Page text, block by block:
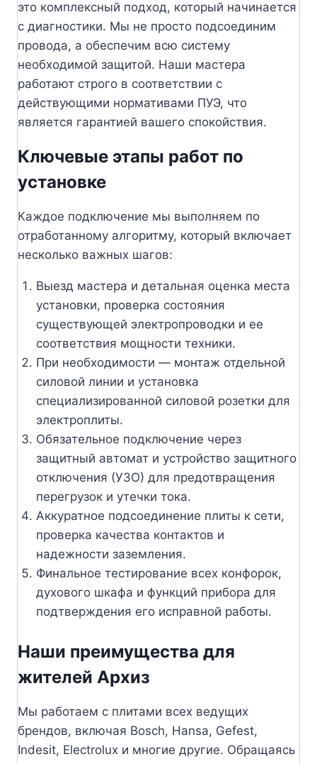
это комплексный подход, который начинается
с диагностики. Мы не просто подсоединим
провода, а обеспечим всю систему
необходимой защитой. Наши мастера
работают строго в соответствии с
действующими нормативами ПУЭ, что
является гарантией вашего спокойствия.
Ключевые этапы работ по
установке
Каждое подключение мы выполняем по
отработанному алгоритму, который включает
несколько важных шагов:
Выезд мастера и детальная оценка места
установки, проверка состояния
существующей электропроводки и ее
соответствия мощности техники.
При необходимости — монтаж отдельной
силовой линии и установка
специализированной силовой розетки для
электроплиты.
Обязательное подключение через
защитный автомат и устройство защитного
отключения (УЗО) для предотвращения
перегрузок и утечки тока.
Аккуратное подсоединение плиты к сети,
проверка качества контактов и
надежности заземления.
Финальное тестирование всех конфорок,
духового шкафа и функций прибора для
подтверждения его исправной работы.
Наши преимущества для
жителей Архиз
Мы работаем с плитами всех ведущих
брендов, включая Bosch, Hansa, Gefest,
Indesit, Electrolux и многие другие. Обращаясь